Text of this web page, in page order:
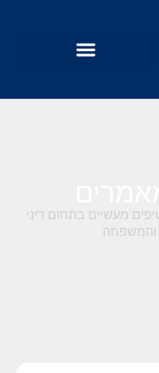
מעשיים בתחום דיני
והמשפחה